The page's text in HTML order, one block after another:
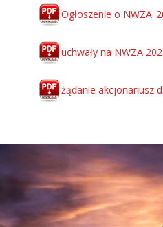
Ogłoszenie o
uchwały na NWZA
żądanie akcjonariusz